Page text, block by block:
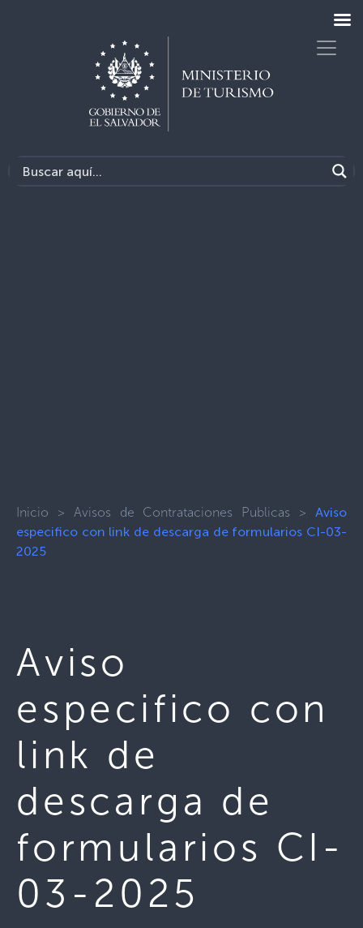
Inicio > Avisos de Contrataciones Publicas >Aviso
especifico con link de descarga de formularios CI-03-
2025
Aviso
especifico con
link de
descarga de
formularios CI-
03-2025